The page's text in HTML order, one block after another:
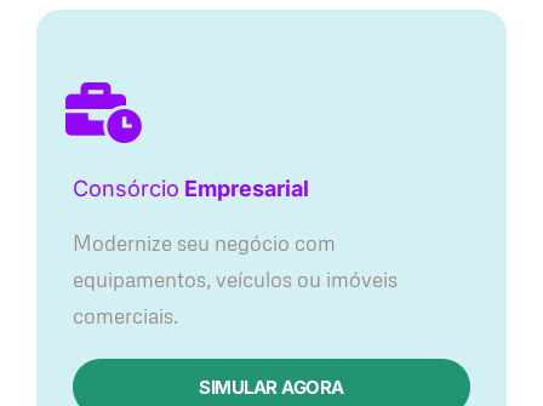
Consórcio Empresarial
Modernize seu negócio com
equipamentos, veículos ou imóveis
comerciais.
SIMULAR AGORA